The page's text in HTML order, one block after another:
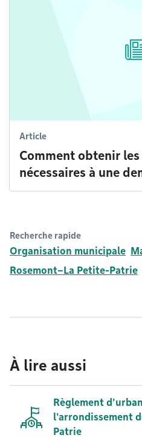
Article
Comment obtenir
nécessaires à une
Recherche rapide
Organisation municipale
Rosemont–La Petite-Patrie
À lire aussi
Règlement
l'arrondissement
Patrie